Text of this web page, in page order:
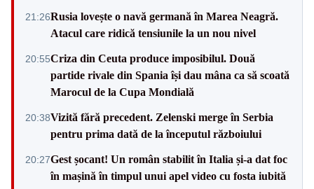
21:26Rusia lovește o navă germană în Marea Neagră.
Atacul care ridică tensiunile la un nou nivel
20:55Criza din Ceuta produce imposibilul. Două
partide rivale din Spania își dau mâna ca să scoată
Marocul de la Cupa Mondială
20:38Vizită fără precedent. Zelenski merge în Serbia
pentru prima dată de la începutul războiului
20:27Gest șocant! Un român stabilit în Italia și-a dat foc
în mașină în timpul unui apel video cu fosta iubită